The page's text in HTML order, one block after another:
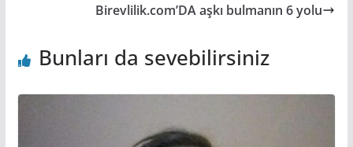
Birevlilik.com’DA aşkı bulmanın 6 yolu
Bunları da sevebilirsiniz